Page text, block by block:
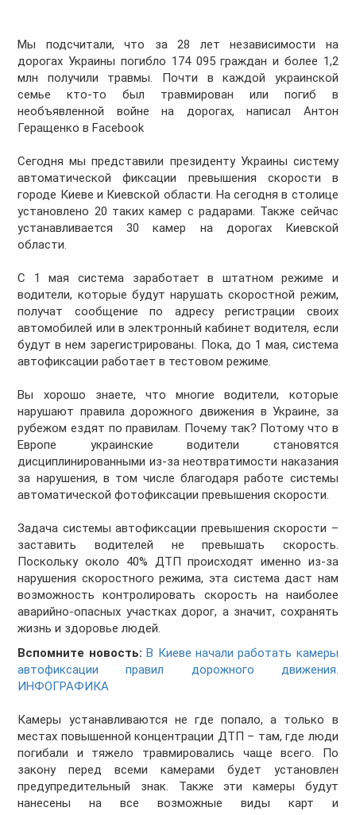
Мы подсчитали, что за 28 лет независимости на
дорогах Украины погибло 174 095 граждан и более 1,2
млн получили травмы. Почти в каждой украинской
семье кто-то был травмирован или погиб в
необъявленной войне на дорогах, написал Антон
Геращенко в Facebook
Сегодня мы представили президенту Украины систему
автоматической фиксации превышения скорости в
городе Киеве и Киевской области. На сегодня в столице
установлено 20 таких камер с радарами. Также сейчас
устанавливается 30 камер на дорогах Киевской
области.
С 1 мая система заработает в штатном режиме и
водители, которые будут нарушать скоростной режим,
получат сообщение по адресу регистрации своих
автомобилей или в электронный кабинет водителя, если
будут в нем зарегистрированы. Пока, до 1 мая, система
автофиксации работает в тестовом режиме.
Вы хорошо знаете, что многие водители, которые
нарушают правила дорожного движения в Украине, за
рубежом ездят по правилам. Почему так? Потому что в
Европе украинские водители становятся
дисциплинированными из-за неотвратимости наказания
за нарушения, в том числе благодаря работе системы
автоматической фотофиксации превышения скорости.
Задача системы автофиксации превышения скорости –
заставить водителей не превышать скорость.
Поскольку около 40% ДТП происходят именно из-за
нарушения скоростного режима, эта система даст нам
возможность контролировать скорость на наиболее
аварийно-опасных участках дорог, а значит, сохранять
жизнь и здоровье людей.
Вспомните новость: В Киеве начали работать камеры
автофиксации правил дорожного движения.
ИНФОГРАФИКА
Камеры устанавливаются не где попало, а только в
местах повышенной концентрации ДТП – там, где люди
погибали и тяжело травмировались чаще всего. По
закону перед всеми камерами будет установлен
предупредительный знак. Также эти камеры будут
нанесены на все возможные виды карт и